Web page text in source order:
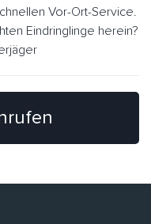
Vor-Ort-Service.
Eindringlinge herein?